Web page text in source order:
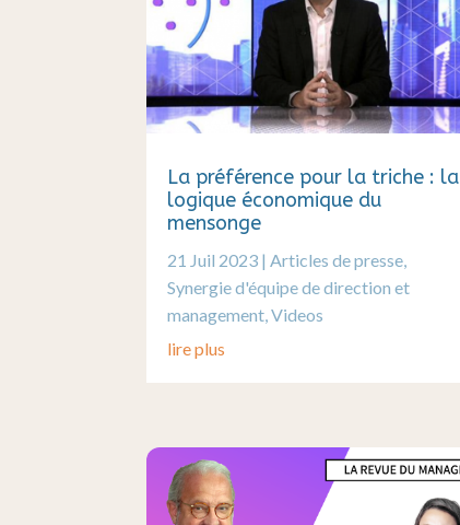
La préférence pour la triche : la
logique économique du
mensonge
21 Juil 2023 |Articles de presse,
Synergie d'équipe de direction et
management,Videos
lire plus